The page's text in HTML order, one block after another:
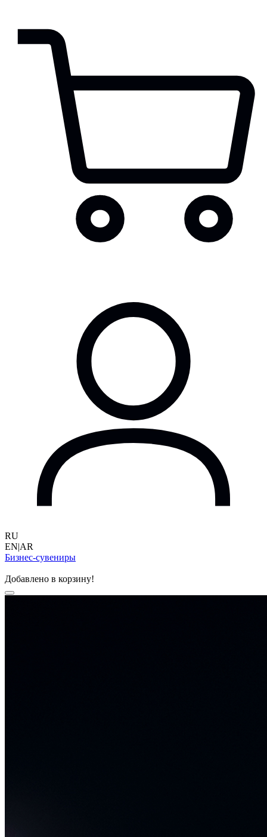
RU
EN|AR
Бизнес-сувениры
Добавлено в корзину!